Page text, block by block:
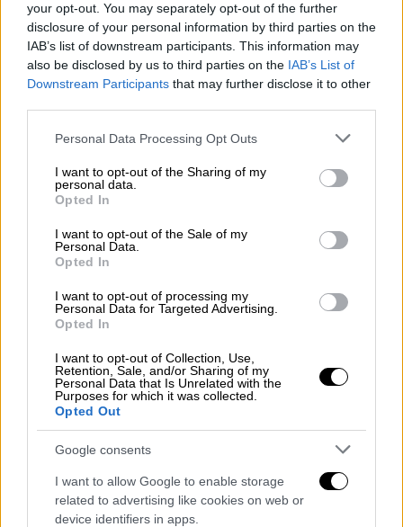
your opt-out. You may separately opt-out of the further
disclosure of your personal information by third parties on the
IAB’s list of downstream participants. This information may
also be disclosed by us to third parties on the IAB’s List of
Downstream Participants that may further disclose it to other
Please note that this website/app uses one or more Google
not limited to your visit or usage behaviour. You may click to
grant or deny consent to Google and its third-party tags to
use your data for below specified purposes in below Google
consent section.
Personal Data Processing Opt Outs
I want to opt-out of the Sharing of my
personal data.
Opted In
I want to opt-out of the Sale of my
Personal Data.
Opted In
I want to opt-out of processing my
Personal Data for Targeted Advertising.
Opted In
I want to opt-out of Collection, Use,
Retention, Sale, and/or Sharing of my
Personal Data that Is Unrelated with the
Purposes for which it was collected.
Opted Out
Google consents
I want to allow Google to enable storage
related to advertising like cookies on web or
device identifiers in apps.
Εξτρα προσοχή για Κριούς, Ζυγούς,
Καρκίνους και Αιγόκερους
Lifestyle|05.07.2020 08:52
Επεισοδιακή έκλειψη σελήνης στον
Αιγόκερω και πώς επηρεάζει τα ζώδια
H σεληνιακή έκλειψη επιδρά άμεσα στη
διάθεσή και των 12 ζωδίων και μας κάνει
κυκλοθυμικούς, αμφίθυμους, νευρικούς